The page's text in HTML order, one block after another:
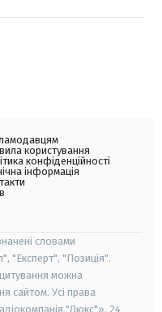
користування
конфіденційності
інформація
словами
"Експерт", "Позиція".
можна
сайтом. Усі права
"Люкс"», 24